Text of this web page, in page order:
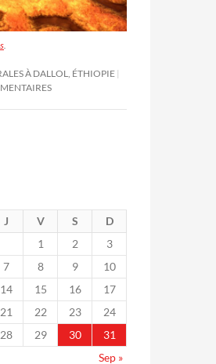
À DALLOL, ÉTHIOPIE
J V S
D
1
2
3
7 8 9
10
14 15 16
17
21 22 23
24
28 29 30
31
Sep »